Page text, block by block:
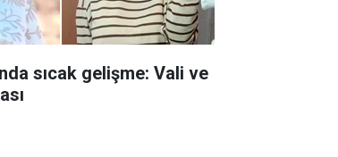
sıcak gelişme: Vali ve